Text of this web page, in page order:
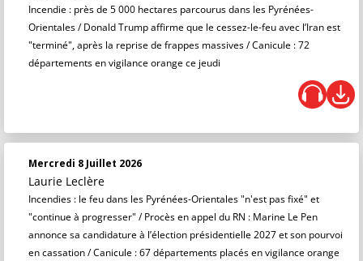
Incendie : près de 5 000 hectares parcourus dans les Pyrénées-
Orientales / Donald Trump affirme que le cessez-le-feu avec l’Iran est
"terminé", après la reprise de frappes massives / Canicule : 72
départements en vigilance orange ce jeudi
Mercredi 8 Juillet 2026
Laurie Leclère
Incendies : le feu dans les Pyrénées-Orientales "n'est pas fixé" et
"continue à progresser" / Procès en appel du RN : Marine Le Pen
annonce sa candidature à l’élection présidentielle 2027 et son pourvoi
en cassation / Canicule : 67 départements placés en vigilance orange